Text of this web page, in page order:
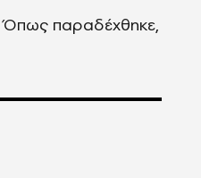
Όπως παραδέχθηκε,